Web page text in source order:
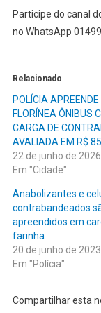
Participe do canal
no WhatsApp
Relacionado
POLÍCIA APREENDE
FLORÍNEA ÔNIBUS
CARGA DE
AVALIADA EM R$
22 de junho de 2026
Em "Cidade"
Anabolizantes e
contrabandeados
apreendidos em
farinha
20 de junho de 2023
Em "Polícia"
Compartilhar esta